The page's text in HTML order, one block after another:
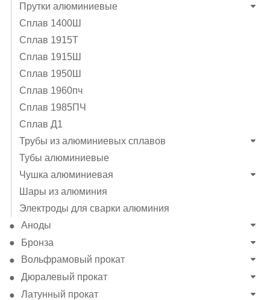
Прутки алюминиевые
Сплав 1400Ш
Сплав 1915Т
Сплав 1915Ш
Сплав 1950Ш
Сплав 1960пч
Сплав 1985ПЧ
Сплав Д1
Трубы из алюминиевых сплавов
Тубы алюминиевые
Чушка алюминиевая
Шары из алюминия
Электроды для сварки алюминия
Аноды
Бронза
Вольфрамовый прокат
Дюралевый прокат
Латунный прокат